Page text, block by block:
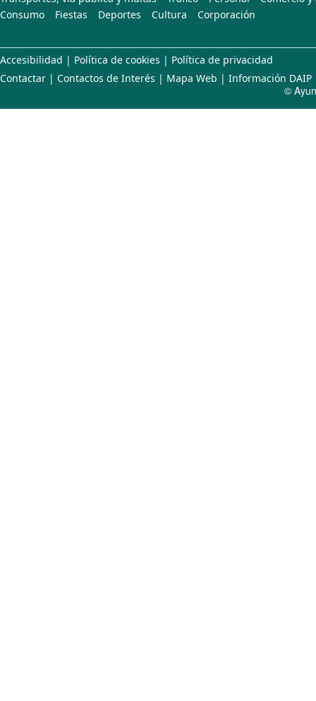
Consumo
Fiestas Deportes Cultura Corporación
Accesibilidad | Política de cookies | Política de privacidad
Contactar | Contactos de Interés | Mapa Web | Información DAIP
©